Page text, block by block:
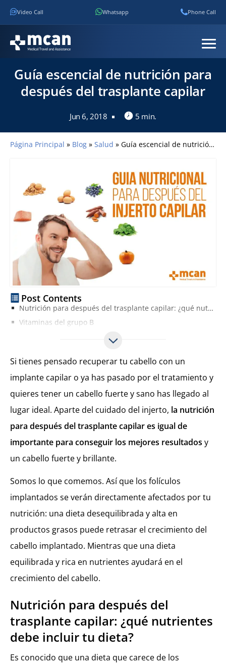
Video Call Whatsapp Phone Call
Guía escencial de nutrición para
después del trasplante capilar
Jun 6, 2018 5 min.
Página Principal » Blog » Salud » Guía escencial de nutrición para después del trasplante capilar
Post Contents
Nutrición para después del trasplante capilar: ¿qué nutrientes debe incluir tu dieta?
Vitaminas del grupo B
Vitamina E
Vitamina C
Vitamina A
Otros consejos nutricionales para después del trasplante capilar
Si tienes pensado recuperar tu cabello con un
implante capilar o ya has pasado por el tratamiento y
quieres tener un cabello fuerte y sano has llegado al
lugar ideal. Aparte del cuidado del injerto, la nutrición
para después del trasplante capilar es igual de
importante para conseguir los mejores resultados y
un cabello fuerte y brillante.
Somos lo que comemos. Así que los folículos
implantados se verán directamente afectados por tu
nutrición: una dieta desequilibrada y alta en
productos grasos puede retrasar el crecimiento del
cabello implantado. Mientras que una dieta
equilibrada y rica en nutrientes ayudará en el
crecimiento del cabello.
Nutrición para después del
trasplante capilar: ¿qué nutrientes
debe incluir tu dieta?
Es conocido que una dieta que carece de los